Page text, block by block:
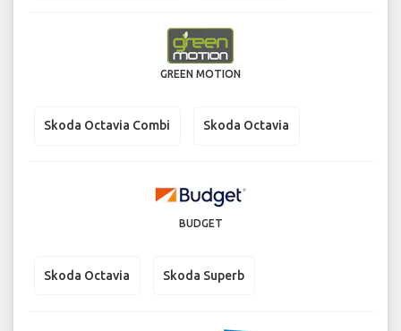
GREEN MOTION
Skoda Octavia Combi Skoda Octavia
BUDGET
Skoda Octavia Skoda Superb